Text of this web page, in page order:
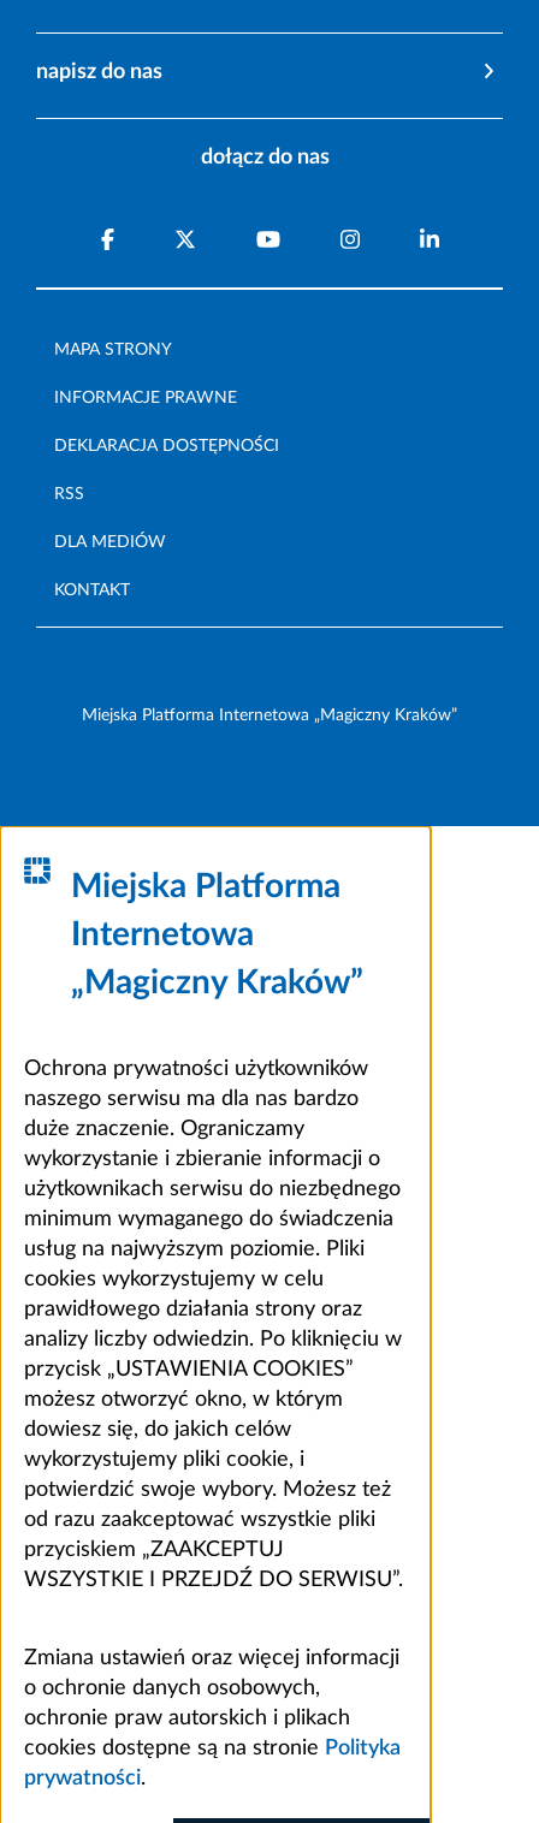
napisz do nas
dołącz do nas
MAPA STRONY
INFORMACJE PRAWNE
DEKLARACJA DOSTĘPNOŚCI
RSS
DLA MEDIÓW
KONTAKT
Miejska Platforma Internetowa „Magiczny Kraków”
Miejska Platforma
Internetowa
„Magiczny Kraków”
Ochrona prywatności użytkowników
naszego serwisu ma dla nas bardzo
duże znaczenie. Ograniczamy
wykorzystanie i zbieranie informacji o
użytkownikach serwisu do niezbędnego
minimum wymaganego do świadczenia
usług na najwyższym poziomie. Pliki
cookies wykorzystujemy w celu
prawidłowego działania strony oraz
analizy liczby odwiedzin. Po kliknięciu w
przycisk „USTAWIENIA COOKIES”
możesz otworzyć okno, w którym
dowiesz się, do jakich celów
wykorzystujemy pliki cookie, i
potwierdzić swoje wybory. Możesz też
od razu zaakceptować wszystkie pliki
przyciskiem „ZAAKCEPTUJ
WSZYSTKIE I PRZEJDŹ DO SERWISU”.
Zmiana ustawień oraz więcej informacji
o ochronie danych osobowych,
ochronie praw autorskich i plikach
cookies dostępne są na stronie Polityka
prywatności.